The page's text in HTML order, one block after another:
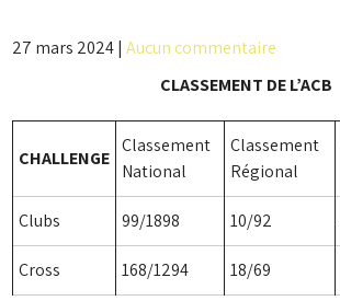
27 mars 2024|Aucun commentaire
CLASSEMENT DE L’ACB
CHALLENGE
Classement
National
Classement
Régional
Clubs 99/1898 10/92
Cross 168/1294 18/69